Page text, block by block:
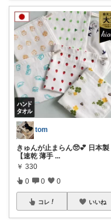
tom
きゅんが止まらん🥺💕 日本製
【速乾 薄手 ...
￥ 330
0 0 0
コレ いいね